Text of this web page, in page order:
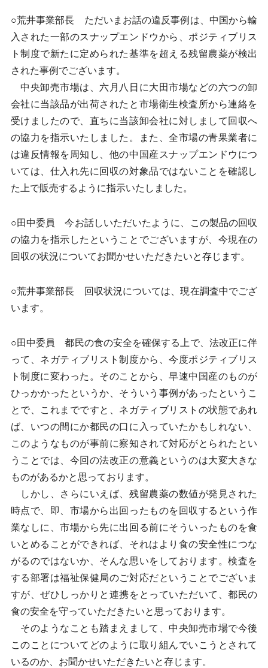
○荒井事業部長 ただいまお話の違反事例は、中国から輸
入された一部のスナップエンドウから、ポジティブリス
ト制度で新たに定められた基準を超える残留農薬が検出
された事例でございます。
中央卸売市場は、六月八日に大田市場などの六つの卸
会社に当該品が出荷されたと市場衛生検査所から連絡を
受けましたので、直ちに当該卸会社に対しまして回収へ
の協力を指示いたしました。また、全市場の青果業者に
は違反情報を周知し、他の中国産スナップエンドウにつ
いては、仕入れ先に回収の対象品ではないことを確認し
た上で販売するように指示いたしました。
○田中委員 今お話しいただいたように、この製品の回収
の協力を指示したということでございますが、今現在の
回収の状況についてお聞かせいただきたいと存じます。
○荒井事業部長 回収状況については、現在調査中でござ
います。
○田中委員 都民の食の安全を確保する上で、法改正に伴
って、ネガティブリスト制度から、今度ポジティブリス
ト制度に変わった。そのことから、早速中国産のものが
ひっかかったというか、そういう事例があったというこ
とで、これまでですと、ネガティブリストの状態であれ
ば、いつの間にか都民の口に入っていたかもしれない、
このようなものが事前に察知されて対応がとられたとい
うことでは、今回の法改正の意義というのは大変大きな
ものがあるかと思っております。
しかし、さらにいえば、残留農薬の数値が発見された
時点で、即、市場から出回ったものを回収するという作
業なしに、市場から先に出回る前にそういったものを食
いとめることができれば、それはより食の安全性につな
がるのではないか、そんな思いをしております。検査を
する部署は福祉保健局のご対応だということでございま
すが、ぜひしっかりと連携をとっていただいて、都民の
食の安全を守っていただきたいと思っております。
そのようなことも踏まえまして、中央卸売市場で今後
このことについてどのように取り組んでいこうとされて
いるのか、お聞かせいただきたいと存じます。